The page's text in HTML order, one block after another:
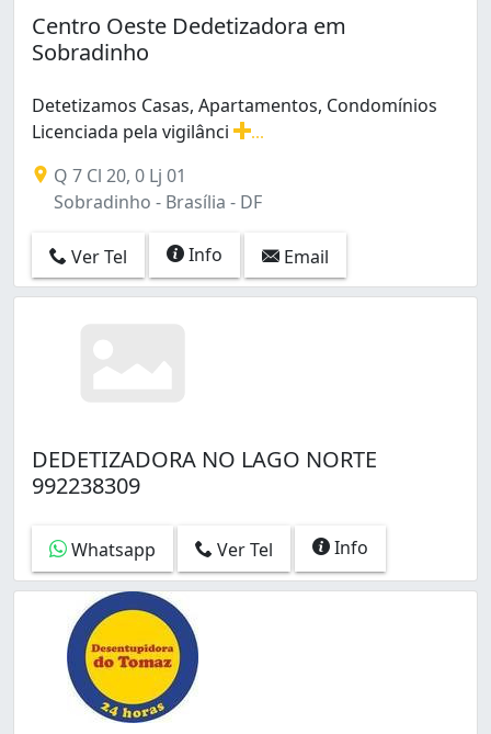
Centro Oeste Dedetizadora em
Sobradinho
Detetizamos Casas, Apartamentos, Condomínios
Licenciada pela vigilânci
Q 7 Cl 20, 0 Lj 01
Sobradinho - Brasília - DF
Ver Tel Info Email
DEDETIZADORA NO LAGO NORTE
992238309
Whatsapp Ver Tel Info